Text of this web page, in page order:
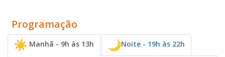
Programação
Manhã - 9h às 13h Noite - 19h às 22h